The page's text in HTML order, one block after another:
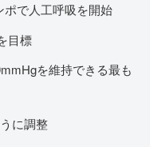
ポで人工呼吸を開始
目標
を維持できる最も
に調整